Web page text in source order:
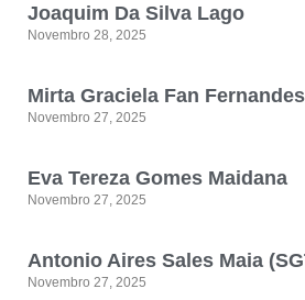
Joaquim Da Silva Lago
Novembro 28, 2025
Mirta Graciela Fan Fernandes
Novembro 27, 2025
Eva Tereza Gomes Maidana
Novembro 27, 2025
Antonio Aires Sales Maia
Novembro 27, 2025